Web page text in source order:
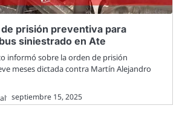
prisión preventiva para
siniestrado en Ate
informó sobre la orden de prisión
meses dictada contra Martín Alejandro
septiembre 15, 2025